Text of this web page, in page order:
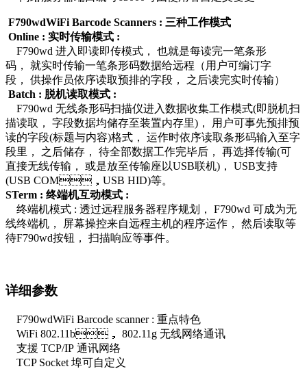
F790wdWiFi Barcode Scanners : 三种工作模式
Online : 实时传输模式 :
F790wd 进入即读即传模式， 也就是每读完一笔条形
码， 就实时传输一笔条形码数据给远程（用户可编订字
段， 供操作员依序读取预排的字段， 之后读完实时传输）
Batch : 脱机读取模式 :
F790wd 无线条形码扫描仪进入数据收集工作模式(即脱机扫
描读取， 字段数据均储存至装置内存里)， 用户可事先预排预
读的字段(标题与内容)格式， 运作时依序读取条形码输入至字
段里， 之后储存， 待全部数据工作完毕后， 再选择传输(可
直接无线传输， 或是放至传输座以USB联机)， USB支持
(USB COM，USB HID)等。
STerm : 终端机互动模式 :
终端机模式 : 透过远程服务器程序规划， F790wd 可成为无
线终端机， 屏幕操控来自远程主机的程序运作， 然后读取等
待F790wd按钮， 扫描响应等事件。
详细参数
F790wdWiFi Barcode scanner : 重点特色
WiFi 802.11b， 802.11g 无线网络通讯
支援 TCP/IP 通讯网络
TCP Socket 埠可自定义